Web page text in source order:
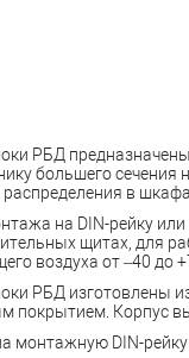
РБД
большего сечения
в
на DIN-рейку
щитах, для
воздуха от –40 до
РБД изготовлены
покрытием. Корпус
монтажную DIN-